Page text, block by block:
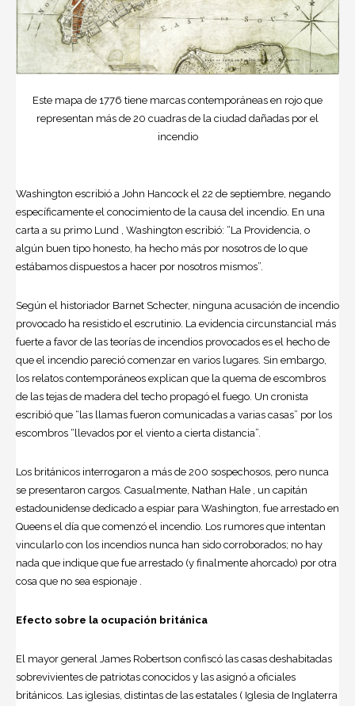
Este mapa de 1776 tiene marcas contemporáneas en rojo que
representan más de 20 cuadras de la ciudad dañadas por el
incendio
Washington escribió a John Hancock el 22 de septiembre, negando
específicamente el conocimiento de la causa del incendio. En una
carta a su primo Lund , Washington escribió: “La Providencia, o
algún buen tipo honesto, ha hecho más por nosotros de lo que
estábamos dispuestos a hacer por nosotros mismos”.
Según el historiador Barnet Schecter, ninguna acusación de incendio
provocado ha resistido el escrutinio. La evidencia circunstancial más
fuerte a favor de las teorías de incendios provocados es el hecho de
que el incendio pareció comenzar en varios lugares. Sin embargo,
los relatos contemporáneos explican que la quema de escombros
de las tejas de madera del techo propagó el fuego. Un cronista
escribió que “las llamas fueron comunicadas a varias casas” por los
escombros “llevados por el viento a cierta distancia”.
Los británicos interrogaron a más de 200 sospechosos, pero nunca
se presentaron cargos. Casualmente, Nathan Hale , un capitán
estadounidense dedicado a espiar para Washington, fue arrestado en
Queens el día que comenzó el incendio. Los rumores que intentan
vincularlo con los incendios nunca han sido corroborados; no hay
nada que indique que fue arrestado (y finalmente ahorcado) por otra
cosa que no sea espionaje .
Efecto sobre la ocupación británica
El mayor general James Robertson confiscó las casas deshabitadas
sobrevivientes de patriotas conocidos y las asignó a oficiales
británicos. Las iglesias, distintas de las estatales ( Iglesia de Inglaterra